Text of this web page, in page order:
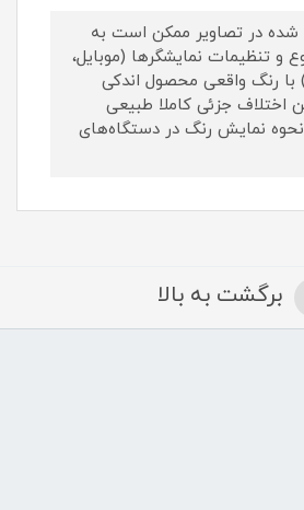
شده در تصاویر ممکن است به
و تنظیمات نمایشگرها (موبایل،
با رنگ واقعی محصول اندکی
اختلاف جزئی کاملا طبیعی
نمایش رنگ در دستگاه‌های
برگشت به بالا